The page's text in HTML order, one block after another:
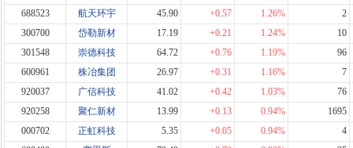
688523
航天环宇 45.90 +0.57 1.26%
2
300700
岱勒新材 17.19 +0.21 1.24%
10
301548
崇德科技 64.72 +0.76 1.19%
96
600961
株冶集团 26.97 +0.31 1.16%
7
920037
广信科技 41.02 +0.42 1.03%
76
920258
聚仁新材 13.99 +0.13 0.94%
1695
000702
正虹科技 5.35 +0.05 0.94%
4